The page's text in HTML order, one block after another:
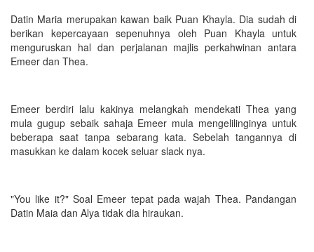
Datin Maria merupakan kawan baik Puan Khayla. Dia sudah di
berikan kepercayaan sepenuhnya oleh Puan Khayla untuk
menguruskan hal dan perjalanan majlis perkahwinan antara
Emeer dan Thea.
Emeer berdiri lalu kakinya melangkah mendekati Thea yang
mula gugup sebaik sahaja Emeer mula mengelilinginya untuk
beberapa saat tanpa sebarang kata. Sebelah tangannya di
masukkan ke dalam kocek seluar slack nya.
"You like it?" Soal Emeer tepat pada wajah Thea. Pandangan
Datin Maia dan Alya tidak dia hiraukan.